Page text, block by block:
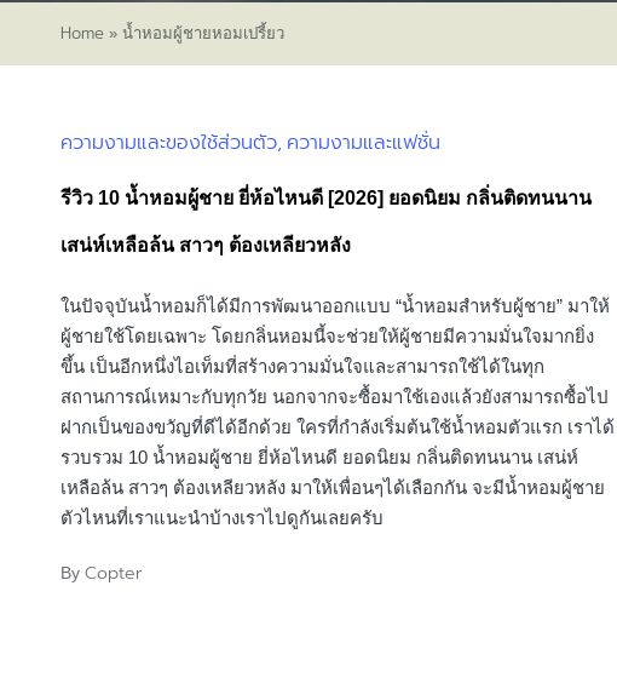
Home » น้ำหอมผู้ชายหอมเปรี้ยว
Posted
ความงามและของใช้ส่วนตัว ความงามและแฟชั่น
รีวิว 10 น้ำหอมผู้ชาย ยี่ห้อไหนดี [2026] ยอดนิยม กลิ่นติดทนนาน
เสน่ห์เหลือล้น สาวๆ ต้องเหลียวหลัง
ในปัจจุบันน้ำหอมก็ได้มีการพัฒนาออกแบบ “น้ำหอมสำหรับผู้ชาย” มาให้
ผู้ชายใช้โดยเฉพาะ โดยกลิ่นหอมนี้จะช่วยให้ผู้ชายมีความมั่นใจมากยิ่ง
ขึ้น เป็นอีกหนึ่งไอเท็มที่สร้างความมั่นใจและสามารถใช้ได้ในทุก
สถานการณ์เหมาะกับทุกวัย นอกจากจะซื้อมาใช้เองแล้วยังสามารถซื้อไป
ฝากเป็นของขวัญที่ดีได้อีกด้วย ใครที่กำลังเริ่มต้นใช้น้ำหอมตัวแรก เราได้
รวบรวม 10 น้ำหอมผู้ชาย ยี่ห้อไหนดี ยอดนิยม กลิ่นติดทนนาน เสน่ห์
เหลือล้น สาวๆ ต้องเหลียวหลัง มาให้เพื่อนๆได้เลือกกัน จะมีน้ำหอมผู้ชาย
ตัวไหนที่เราแนะนำบ้างเราไปดูกันเลยครับ
Posted
By Copter